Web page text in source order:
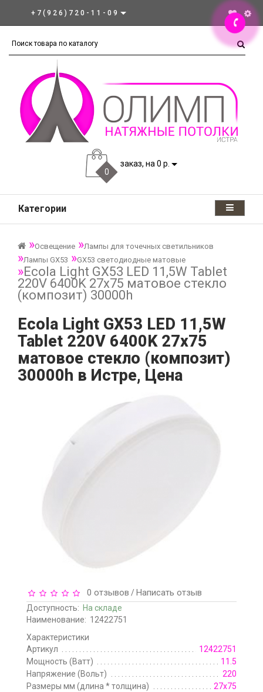
+7(926)720-11-09
0
заказ, на 0 р.
Категории
Освещение
Лампы для точечных светильников
Лампы GX53
GX53 светодиодные матовые
Ecola Light GX53 LED 11,5W Tablet
220V 6400K 27x75 матовое стекло
(композит) 30000h
Ecola Light GX53 LED 11,5W
Tablet 220V 6400K 27x75
матовое стекло (композит)
30000h в Истре, Цена
0 отзывов /Написать отзыв
Доступность: На складе
Наименование: 12422751
Характеристики
Артикул
12422751
Мощность (Ватт)
11.5
Напряжение (Вольт)
220
Размеры мм (длина * толщина)
27х75